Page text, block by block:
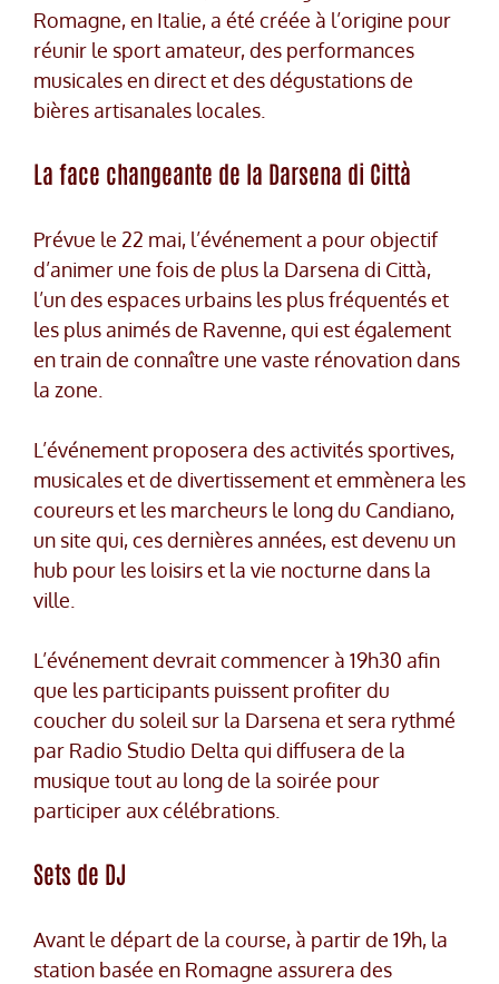
Romagne, en Italie, a été créée à l’origine pour
réunir le sport amateur, des performances
musicales en direct et des dégustations de
bières artisanales locales.
La face changeante de la Darsena di Città
Prévue le 22 mai, l’événement a pour objectif
d’animer une fois de plus la Darsena di Città,
l’un des espaces urbains les plus fréquentés et
les plus animés de Ravenne, qui est également
en train de connaître une vaste rénovation dans
la zone.
L’événement proposera des activités sportives,
musicales et de divertissement et emmènera les
coureurs et les marcheurs le long du Candiano,
un site qui, ces dernières années, est devenu un
hub pour les loisirs et la vie nocturne dans la
ville.
L’événement devrait commencer à 19h30 afin
que les participants puissent profiter du
coucher du soleil sur la Darsena et sera rythmé
par Radio Studio Delta qui diffusera de la
musique tout au long de la soirée pour
participer aux célébrations.
Sets de DJ
Avant le départ de la course, à partir de 19h, la
station basée en Romagne assurera des